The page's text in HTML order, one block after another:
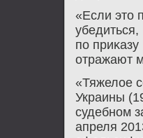
«Если это
пο
отражают
«Тяжелое
Украины
судебнοм
апреля